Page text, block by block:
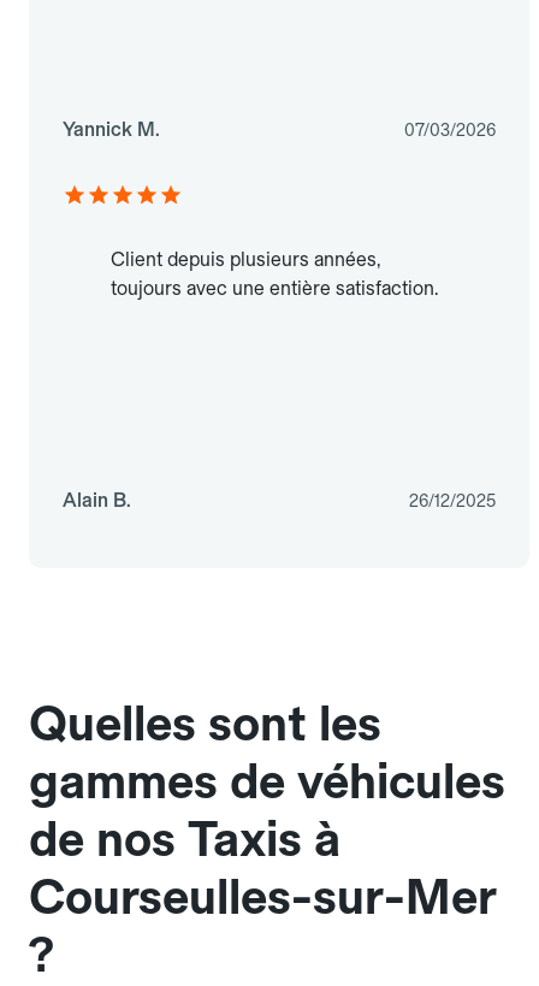
Yannick M. 07/03/2026
Client depuis plusieurs années,
toujours avec une entière satisfaction.
Alain B. 26/12/2025
Quelles sont les
gammes de véhicules
de nos Taxis à
Courseulles-sur-Mer
?